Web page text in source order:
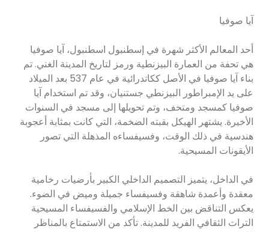
آيا صوفيا
أحد المعالم الأكثر شهرة في إسطنبول اسطنبول، آيا صوفيا
هي تحفة من العمارة البيزنطية ورمز لتاريخ المدينة الغني. تم
بناء آيا صوفيا في الأصل ككاتدرائية في عام 537 بعد الميلاد
على يد الإمبراطور البيزنطي جستنيان، وقد تم استخدام آيا
صوفيا كمسجد ومتحف، وتم تحويلها إلى مسجد في السنوات
الأخيرة. يشتهر الهيكل بقبته الضخمة، التي كانت بمثابة أعجوبة
هندسية في ذلك الوقت، وفسيفساءه المذهلة التي تصور
الأيقونات المسيحية.
في الداخل، يتميز التصميم الداخلي الكبير بأرضيات رخامية
معقدة وأعمدة شاهقة وفسيفساء جميلة وميض في الضوء.
يعكس التناقض بين الخط الإسلامي والفسيفساء المسيحية
التراث الثقافي الفريد للمدينة. تأكد من الاستمتاع بالمناظر